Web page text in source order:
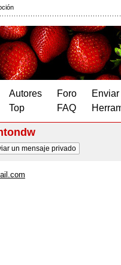
Autores
Top
Foro
FAQ
un mensaje privado